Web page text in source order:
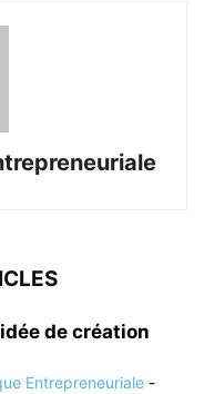
de création
Entrepreneuriale -